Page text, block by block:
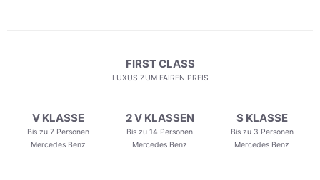
FIRST CLASS
LUXUS ZUM FAIREN PREIS
V KLASSE
Bis zu 7 Personen
Mercedes Benz
2 V KLASSEN
Bis zu 14 Personen
Mercedes Benz
S KLASSE
Bis zu 3 Personen
Mercedes Benz